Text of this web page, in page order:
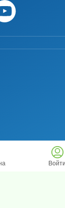
права защищены.
Войти